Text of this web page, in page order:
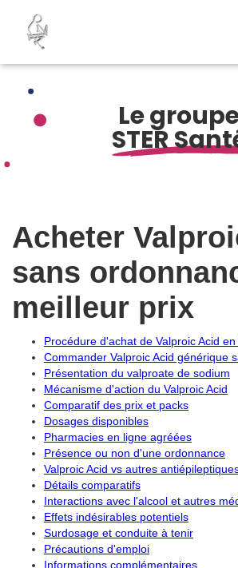
Le
STER
Acheter
sans
meilleur prix
Procédure d'achat de Valproic Acid
Commander Valproic Acid générique
Présentation du valproate de sodium
Mécanisme d'action du Valproic Acid
Comparatif des prix et packs
Dosages disponibles
Pharmacies en ligne agréées
Présence ou non d'une ordonnance
Valproic Acid vs autres
Détails comparatifs
Interactions avec l'alcool et autres
Effets indésirables potentiels
Surdosage et conduite à tenir
Précautions d'emploi
Informations complémentaires